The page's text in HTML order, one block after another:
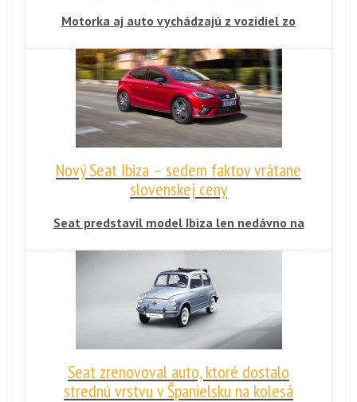
Motorka aj auto vychádzajú z vozidiel zo
ručne tím mechanikov.
Nový Seat Ibiza – sedem faktov vrátane
slovenskej ceny
Seat predstavil model Ibiza len nedávno na
vstupuje na slovenský trh. Prvá Ibiza sa
objavila na cestách v roku 1984 a odvtedy
Seat predal približne 5,4 milióna modelov
Ibiza. V článku sme sa zamerali na sedem
Seat zrenovoval auto, ktoré dostalo
strednú vrstvu v Španielsku na kolesá